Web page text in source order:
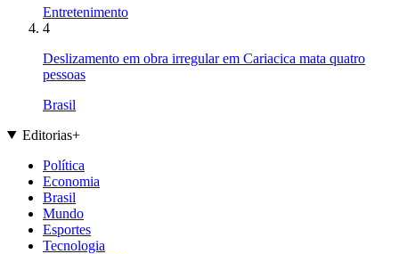
Entretenimento
4
Deslizamento em obra irregular em Cariacica mata quatro
pessoas
Brasil
Editorias+
Política
Economia
Brasil
Mundo
Esportes
Tecnologia